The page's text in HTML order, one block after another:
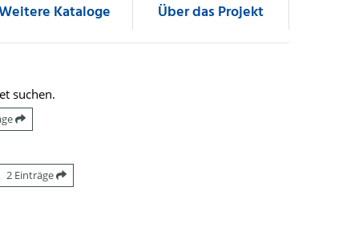
Kataloge Über das Projekt
suchen.
2 Einträge